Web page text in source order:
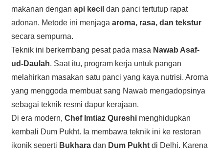
makanan dengan api kecil dan panci tertutup rapat
adonan. Metode ini menjaga aroma, rasa, dan tekstur
secara sempurna.
Teknik ini berkembang pesat pada masa Nawab Asaf-
ud-Daulah. Saat itu, program kerja untuk pangan
melahirkan masakan satu panci yang kaya nutrisi. Aroma
yang menggoda membuat sang Nawab mengadopsinya
sebagai teknik resmi dapur kerajaan.
Di era modern, Chef Imtiaz Qureshimenghidupkan
kembali Dum Pukht. Ia membawa teknik ini ke restoran
ikonik seperti Bukharadan Dum Pukhtdi Delhi. Karena